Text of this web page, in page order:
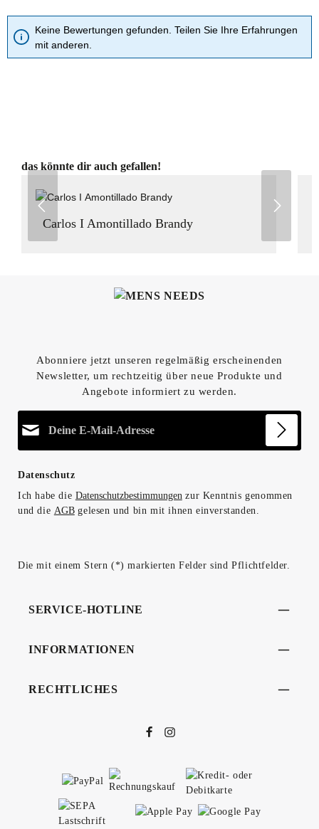
Keine Bewertungen gefunden. Teilen Sie Ihre Erfahrungen
mit anderen.
Produktgalerie überspringen
das könnte dir auch gefallen!
Carlos I Amontillado Brandy
Abonniere jetzt unseren regelmäßig erscheinenden
Newsletter, um rechtzeitig über neue Produkte und
Angebote informiert zu werden.
Datenschutz
Ich habe die Datenschutzbestimmungen zur Kenntnis genommen
und die AGBgelesen und bin mit ihnen einverstanden.
Die mit einem Stern (*) markierten Felder sind Pflichtfelder.
SERVICE-HOTLINE
INFORMATIONEN
RECHTLICHES